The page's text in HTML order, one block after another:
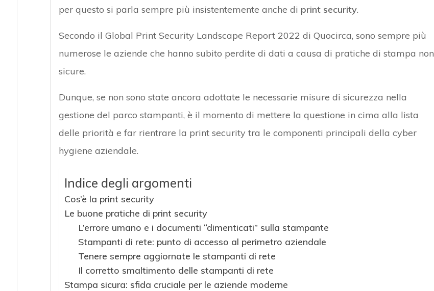
per questo si parla sempre più insistentemente anche di print security.
Secondo il Global Print Security Landscape Report 2022 di Quocirca, sono sempre più
numerose le aziende che hanno subito perdite di dati a causa di pratiche di stampa non
sicure.
Dunque, se non sono state ancora adottate le necessarie misure di sicurezza nella
gestione del parco stampanti, è il momento di mettere la questione in cima alla lista
delle priorità e far rientrare la print security tra le componenti principali della cyber
hygiene aziendale.
Indice degli argomenti
Cos’è la print security
Le buone pratiche di print security
L’errore umano e i documenti “dimenticati” sulla stampante
Stampanti di rete: punto di accesso al perimetro aziendale
Tenere sempre aggiornate le stampanti di rete
Il corretto smaltimento delle stampanti di rete
Stampa sicura: sfida cruciale per le aziende moderne